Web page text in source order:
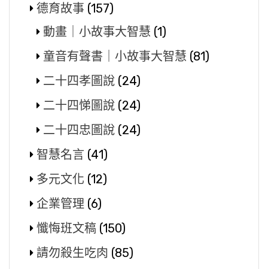
德育故事 (157)
動畫｜小故事大智慧 (1)
童音有聲書｜小故事大智慧 (81)
二十四孝圖說 (24)
二十四悌圖說 (24)
二十四忠圖說 (24)
智慧名言 (41)
多元文化 (12)
企業管理 (6)
懺悔班文稿 (150)
請勿殺生吃肉 (85)